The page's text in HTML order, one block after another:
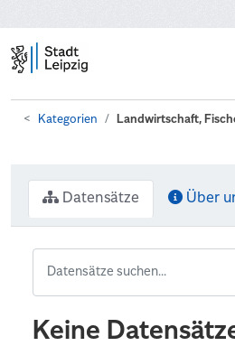
Kategorien Landwirtschaft,
Datensätze Über
Keine